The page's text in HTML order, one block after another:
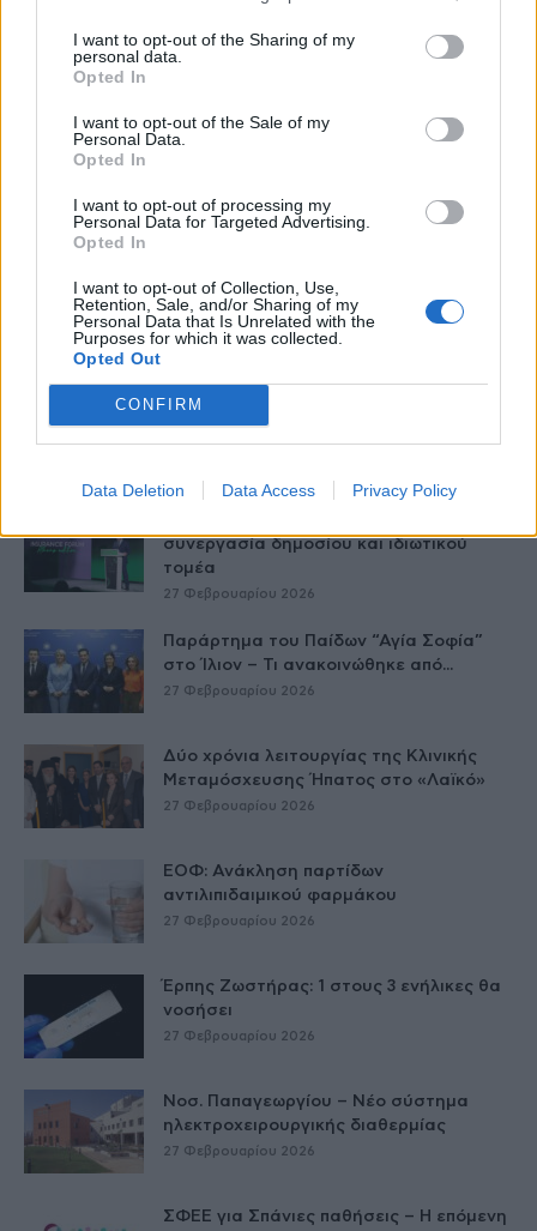
I want to opt-out of the Sharing of my
personal data.
Opted In
I want to opt-out of the Sale of my
Personal Data.
Opted In
I want to opt-out of processing my
Personal Data for Targeted Advertising.
Opted In
I want to opt-out of Collection, Use,
Retention, Sale, and/or Sharing of my
Personal Data that Is Unrelated with the
Purposes for which it was collected.
Opted Out
CONFIRM
Data Deletion Data Access Privacy Policy
Δείτε Ακόμη
συνεργασία δημοσίου και ιδιωτικού
τομέα
27 Φεβρουαρίου 2026
Παράρτημα του Παίδων “Αγία Σοφία”
στο Ίλιον – Τι ανακοινώθηκε από...
27 Φεβρουαρίου 2026
Δύο χρόνια λειτουργίας της Κλινικής
Μεταμόσχευσης Ήπατος στο «Λαϊκό»
27 Φεβρουαρίου 2026
ΕΟΦ: Ανάκληση παρτίδων
αντιλιπιδαιμικού φαρμάκου
27 Φεβρουαρίου 2026
Έρπης Ζωστήρας: 1 στους 3 ενήλικες θα
νοσήσει
27 Φεβρουαρίου 2026
Νοσ. Παπαγεωργίου – Νέο σύστημα
ηλεκτροχειρουργικής διαθερμίας
27 Φεβρουαρίου 2026
ΣΦΕΕ για Σπάνιες παθήσεις – Η επόμενη